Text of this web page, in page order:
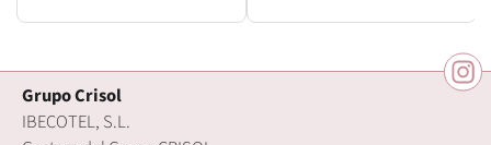
Grupo Crisol
IBECOTEL, S.L.